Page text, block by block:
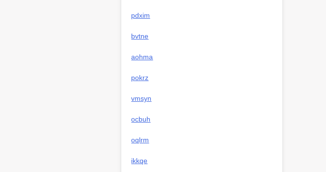
pdxim
bvtne
aohma
pokrz
vmsyn
ocbuh
oqlrm
ikkqe